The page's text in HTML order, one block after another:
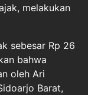
melakukan
sebesar Rp 26
bahwa
oleh Ari
Barat,